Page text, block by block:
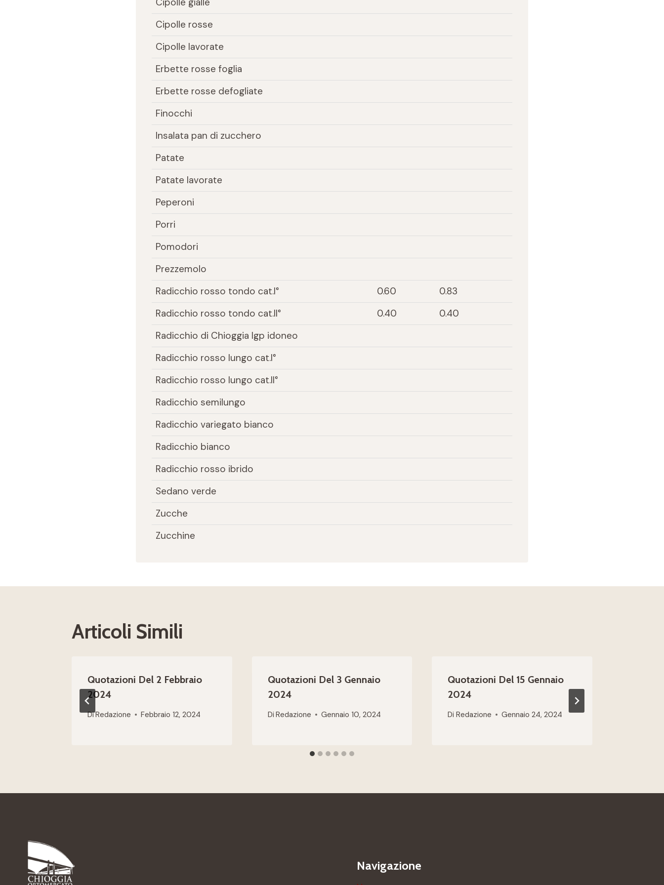
Cipolle rosse
Cipolle lavorate
Erbette rosse foglia
Erbette rosse defogliate
Finocchi
Insalata pan di zucchero
Patate
Patate lavorate
Peperoni
Porri
Pomodori
Prezzemolo
Radicchio rosso tondo cat.I°
0.60
0.83
Radicchio rosso tondo cat.II°
0.40
0.40
Radicchio di Chioggia Igp idoneo
Radicchio rosso lungo cat.I°
Radicchio rosso lungo cat.II°
Radicchio semilungo
Radicchio variegato bianco
Radicchio bianco
Radicchio rosso ibrido
Sedano verde
Zucche
Zucchine
Articoli Simili
Quotazioni Del 2 Febbraio
2024
DiRedazione Febbraio 12, 2024
Quotazioni Del 3 Gennaio
2024
Di Redazione Gennaio 10, 2024
Quotazioni Del 15 Gennaio
2024
Di Redazione Gennaio 24, 2024
Navigazione